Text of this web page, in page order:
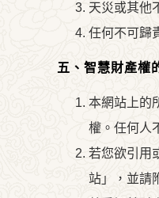
天災或其他
任何不可歸
五、智慧財產權
本網站上的
權。任何人
若您欲引用
站」，並請